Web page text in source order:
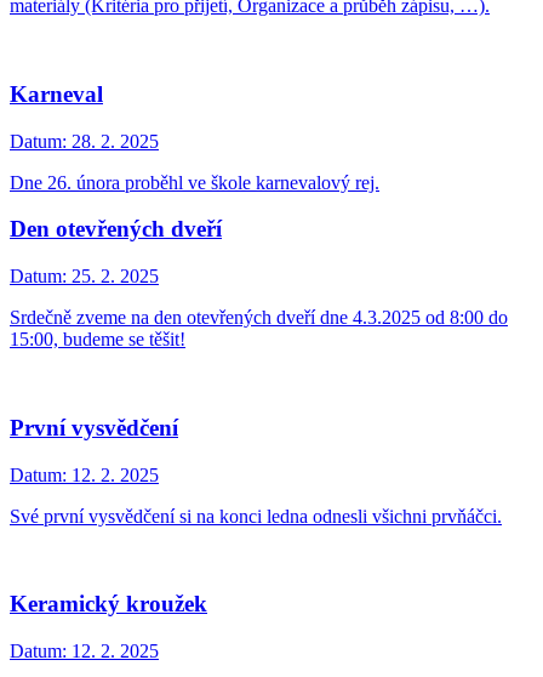
materiály (Kritéria pro přijetí, Organizace a průběh zápisu, …).
Karneval
Datum: 28. 2. 2025
Dne 26. února proběhl ve škole karnevalový rej.
Den otevřených dveří
Datum: 25. 2. 2025
Srdečně zveme na den otevřených dveří dne 4.3.2025 od 8:00 do
15:00, budeme se těšit!
První vysvědčení
Datum: 12. 2. 2025
Své první vysvědčení si na konci ledna odnesli všichni prvňáčci.
Keramický kroužek
Datum: 12. 2. 2025